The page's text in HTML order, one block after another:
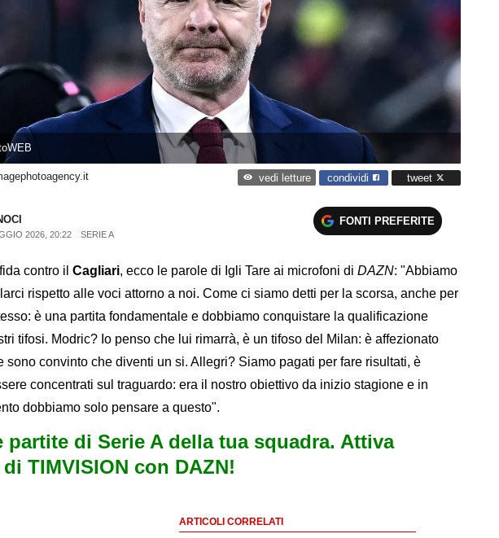
vedi letture condividi tweet
2026, 20:22 SERIE A
FONTI PREFERITE
contro il Cagliari, ecco le parole di Igli Tare ai microfoni di DAZN: "Abbiamo
rispetto alle voci attorno a noi. Come ci siamo detti per la scorsa, anche per
è una partita fondamentale e dobbiamo conquistare la qualificazione
tifosi. Modric? Io penso che lui rimarrà, è un tifoso del Milan: è affezionato
sono convinto che diventi un si. Allegri? Siamo pagati per fare risultati, è
concentrati sul traguardo: era il nostro obiettivo da inizio stagione e in
dobbiamo solo pensare a questo".
partite di Serie A della tua squadra. Attiva
di TIMVISION con DAZN!
ARTICOLI CORRELATI